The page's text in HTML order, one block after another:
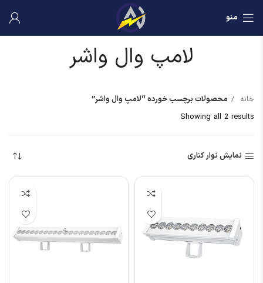
منو
لامپ وال واشر
خانه
محصولات برچسب خورده “لامپ وال واشر”
Showing all 2 results
نمایش نوار کناری